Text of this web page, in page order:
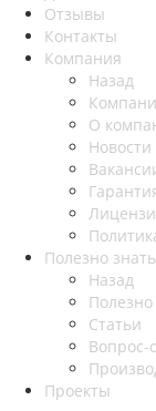
Отзывы
Контакты
Компания
Назад
О
Новости
Полезно знать
Назад
Полезно
Статьи
Вопрос-
Проекты